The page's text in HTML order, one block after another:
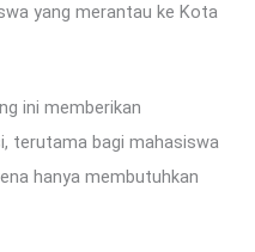
yang merantau ke Kota
ini memberikan
terutama bagi mahasiswa
hanya membutuhkan